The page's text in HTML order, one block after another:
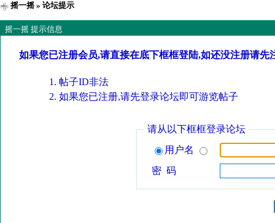
摇一摇» 论坛提示
摇一摇 提示信息
如果您已注册会员,请直接在底下框框登陆,如还没注册请先
帖子ID非法
如果您已注册,请先登录论坛即可游览帖子
请从以下框框登录论坛
用户名
密 码